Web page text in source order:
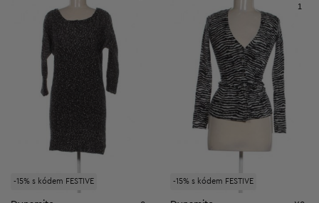
-15% s kódem FESTIVE -15% s kódem FESTIVE
1